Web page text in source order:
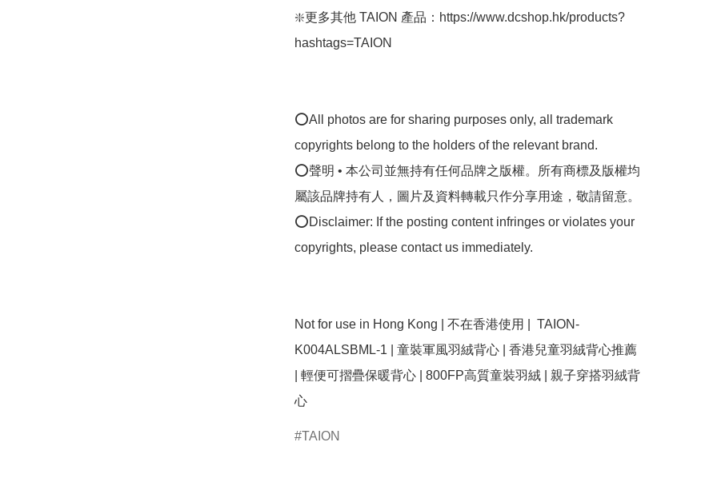
❇️更多其他 TAION 產品：https://www.dcshop.hk/products?
hashtags=TAION
⭕All photos are for sharing purposes only, all trademark
copyrights belong to the holders of the relevant brand.
⭕聲明 • 本公司並無持有任何品牌之版權。所有商標及版權均
屬該品牌持有人，圖片及資料轉載只作分享用途，敬請留意。
⭕Disclaimer: If the posting content infringes or violates your
copyrights, please contact us immediately.
Not for use in Hong Kong | 不在香港使用 |  TAION-
K004ALSBML-1 | 童裝軍風羽絨背心 | 香港兒童羽絨背心推薦
| 輕便可摺疊保暖背心 | 800FP高質童裝羽絨 | 親子穿搭羽絨背
心
TAION